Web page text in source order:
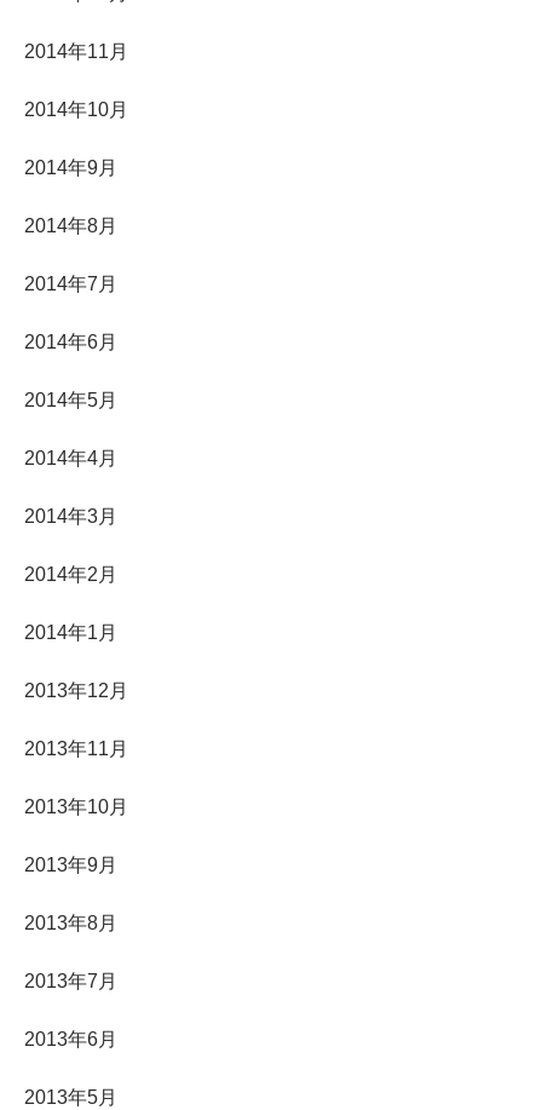
2014年11月
2014年10月
2014年9月
2014年8月
2014年7月
2014年6月
2014年5月
2014年4月
2014年3月
2014年2月
2014年1月
2013年12月
2013年11月
2013年10月
2013年9月
2013年8月
2013年7月
2013年6月
2013年5月